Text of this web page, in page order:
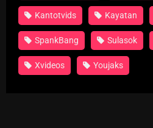
Kantotvids Kayatan
SpankBang Sulasok
Xvideos Youjaks